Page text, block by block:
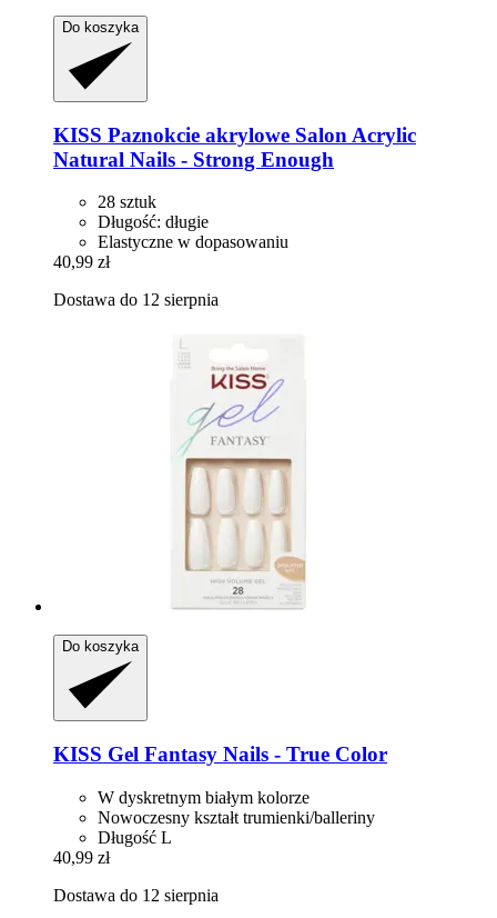
Do koszyka
KISS Paznokcie akrylowe Salon Acrylic
Natural Nails -​ Strong Enough
28 sztuk
Długość: długie
Elastyczne w dopasowaniu
40,99 zł
Dostawa do 12 sierpnia
Do koszyka
KISS Gel Fantasy Nails -​ True Color
W dyskretnym białym kolorze
Nowoczesny kształt trumienki/balleriny
Długość L
40,99 zł
Dostawa do 12 sierpnia